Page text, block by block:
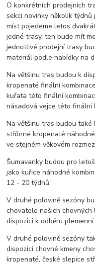
O konkrétních prodejních
sekci novinky několik
míst pojedeme letos
jedné trasy, ten bude mít
jednotlivé prodejní trasy
materiál podle nabídky na
Na většinu tras budou k
kropenaté finální
kuřata této finální
násadová vejce této finální
Na většinu tras budou také
stříbrné kropenaté
ve stejném věkovém
Šumavanky budou pro
jako kuřice náhodné
12 - 20 týdnů.
V druhé polovině sezóny
chovatele našich
dispozici k odběru
V druhé polovině sezóny
dispozici chovné kmeny
kropenaté, české slepice